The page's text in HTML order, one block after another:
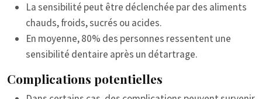
La sensibilité peut être déclenchée par des aliments
chauds, froids, sucrés ou acides.
En moyenne, 80% des personnes ressentent une
sensibilité dentaire après un détartrage.
Complications potentielles